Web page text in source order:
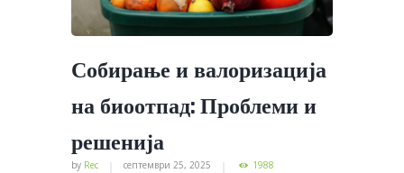
Собирање и валоризација
на биоотпад: Проблеми и
решенија
by Rec септември 25, 2025 1988